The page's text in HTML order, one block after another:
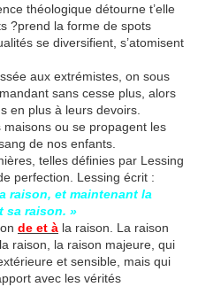
théologique détourne t’elle
?prend la forme de spots
se diversifient, s’atomisent
aux extrémistes, on sous
sans cesse plus, alors
en plus à leurs devoirs.
ou se propagent les
de nos enfants.
telles définies par Lessing
perfection. Lessing écrit :
raison, et maintenant la
sa raison. »
de et à la raison. La raison
raison, la raison majeure, qui
et sensible, mais qui
avec les vérités